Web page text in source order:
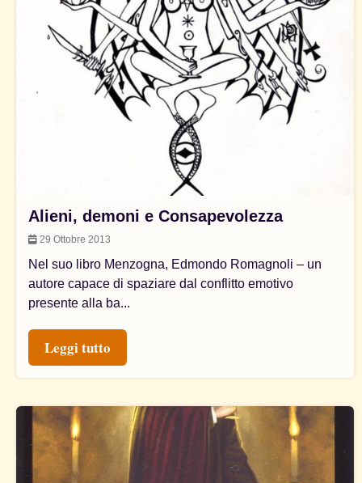
Alieni, demoni e Consapevolezza
29 Ottobre 2013
Nel suo libro Menzogna, Edmondo Romagnoli – un
autore capace di spaziare dal conflitto emotivo
presente alla ba...
Leggi tutto